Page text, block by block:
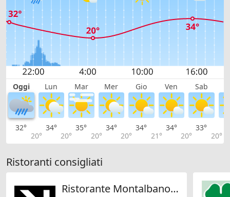
Oggi Lun Mar Mer Gio Ven Sab
32°
20°
34°
20°
35°
20°
34°
20°
34°
21°
34°
20°
33°
20°
Ristoranti consigliati
Ristorante Montalbano by Mirko Rainer